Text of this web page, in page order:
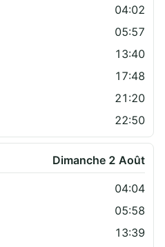
04:02
05:57
13:40
17:48
21:20
22:50
Dimanche 2 Août
04:04
05:58
13:39